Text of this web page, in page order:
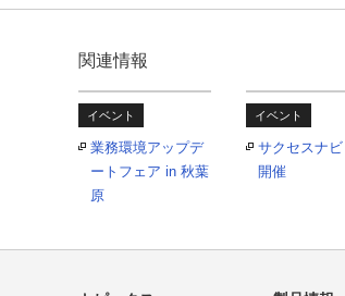
関連情報
イベント
業務環境アップデ
ートフェア in 秋葉
原
イベント
サクセスナ
開催